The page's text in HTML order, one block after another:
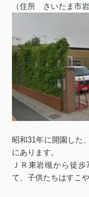
（住所 さいたま市
昭和31年に開園した
にあります。
ＪＲ東岩槻から徒
て、子供たちはすこ